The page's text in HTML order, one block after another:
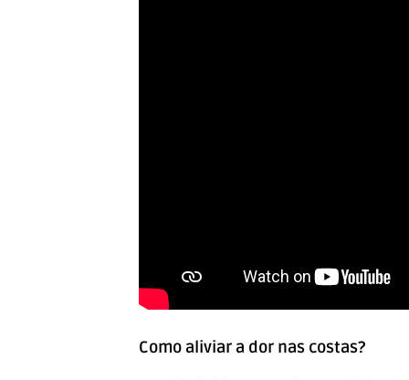
Como aliviar a dor nas costas?